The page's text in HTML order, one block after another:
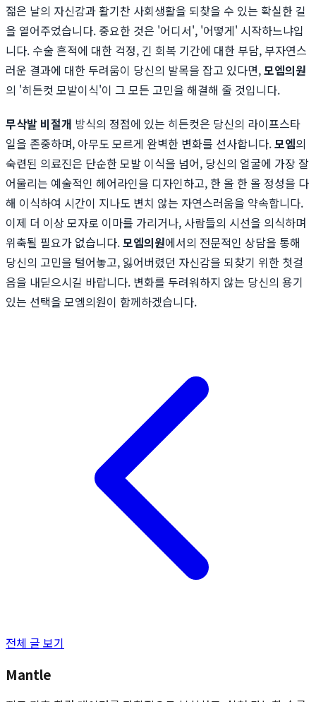
젊은 날의 자신감과 활기찬 사회생활을 되찾을 수 있는 확실한 길
을 열어주었습니다. 중요한 것은 '어디서', '어떻게' 시작하느냐입
니다. 수술 흔적에 대한 걱정, 긴 회복 기간에 대한 부담, 부자연스
러운 결과에 대한 두려움이 당신의 발목을 잡고 있다면,모엠의원
의 '히든컷 모발이식'이 그 모든 고민을 해결해 줄 것입니다.
무삭발 비절개 방식의 정점에 있는 히든컷은 당신의 라이프스타
일을 존중하며, 아무도 모르게 완벽한 변화를 선사합니다.모엠의
숙련된 의료진은 단순한 모발 이식을 넘어, 당신의 얼굴에 가장 잘
어울리는 예술적인 헤어라인을 디자인하고, 한 올 한 올 정성을 다
해 이식하여 시간이 지나도 변치 않는 자연스러움을 약속합니다.
이제 더 이상 모자로 이마를 가리거나, 사람들의 시선을 의식하며
위축될 필요가 없습니다.모엠의원에서의 전문적인 상담을 통해
당신의 고민을 털어놓고, 잃어버렸던 자신감을 되찾기 위한 첫걸
음을 내딛으시길 바랍니다. 변화를 두려워하지 않는 당신의 용기
있는 선택을 모엠의원이 함께하겠습니다.
전체 글 보기
Mantle